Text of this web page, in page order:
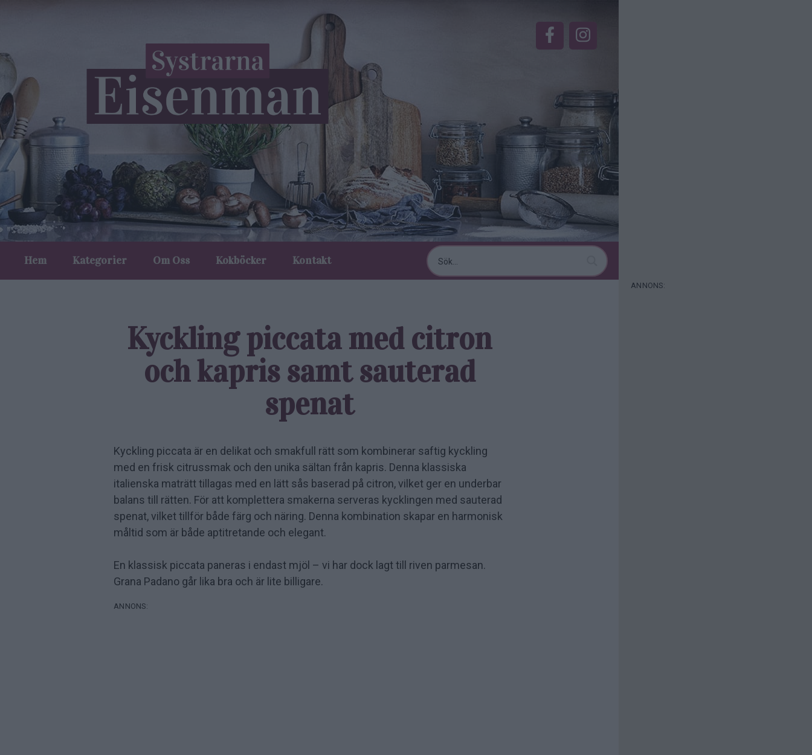
Hem Kategorier Om Oss Kokböcker Kontakt
Kyckling piccata med citron
och kapris samt sauterad
spenat
Kyckling piccata är en delikat och smakfull rätt som kombinerar saftig kyckling
med en frisk citrussmak och den unika sältan från kapris. Denna klassiska
italienska maträtt tillagas med en lätt sås baserad på citron, vilket ger en underbar
balans till rätten. För att komplettera smakerna serveras kycklingen med sauterad
spenat, vilket tillför både färg och näring. Denna kombination skapar en harmonisk
måltid som är både aptitretande och elegant.
En klassisk piccata paneras i endast mjöl – vi har dock lagt till riven parmesan.
Grana Padano går lika bra och är lite billigare.